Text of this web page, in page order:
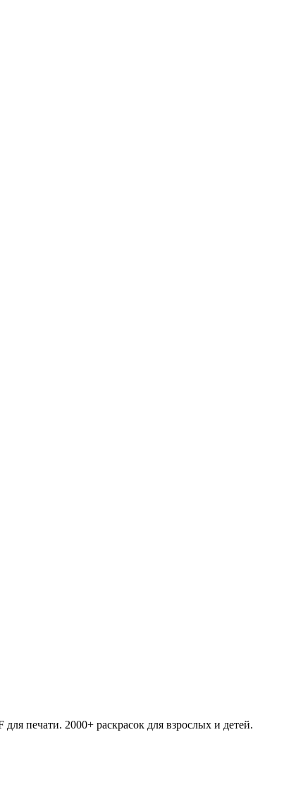
печати. 2000+ раскрасок для взрослых и детей.